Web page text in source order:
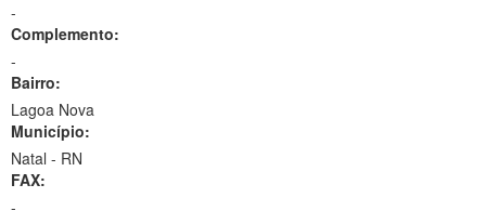
-
Complemento:
-
Bairro:
Lagoa Nova
Município:
Natal - RN
FAX:
-